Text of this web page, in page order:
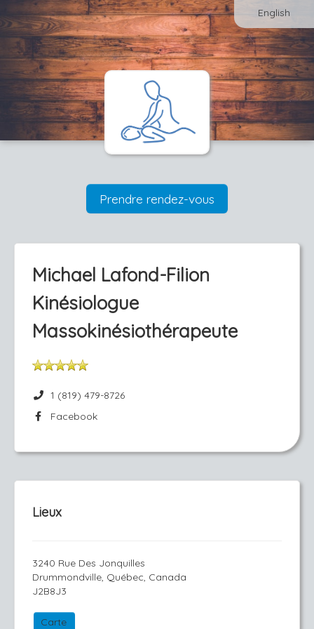
English
Prendre rendez-vous
Michael Lafond-Filion
Kinésiologue
Massokinésiothérapeute
1 (819) 479-8726
Facebook
Lieux
3240 Rue Des Jonquilles
Drummondville, Québec, Canada
J2B8J3
Carte